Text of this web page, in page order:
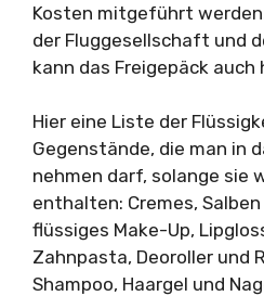
Kosten mitgeführt
der Fluggesellschaft und
kann das Freigepäck auch
Hier eine Liste der
Gegenstände, die man in
nehmen darf, solange sie
enthalten: Cremes,
flüssiges Make-Up,
Zahnpasta, Deoroller und
Shampoo, Haargel und